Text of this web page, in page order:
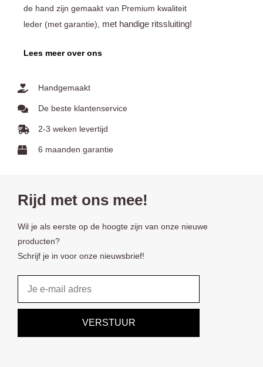
de hand zijn gemaakt van Premium kwaliteit
leder (met garantie), met handige ritssluiting!
Lees meer over ons
Handgemaakt
De beste klantenservice
2-3 weken levertijd
6 maanden garantie
Rijd met ons mee!
Wil je als eerste op de hoogte zijn van onze nieuwe
producten?
Schrijf je in voor onze nieuwsbrief!
VERSTUUR